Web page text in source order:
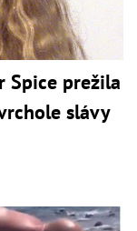
Spice prežila
slávy